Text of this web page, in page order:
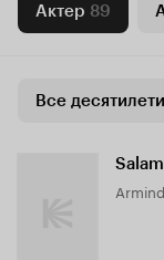
Актер 89
Все